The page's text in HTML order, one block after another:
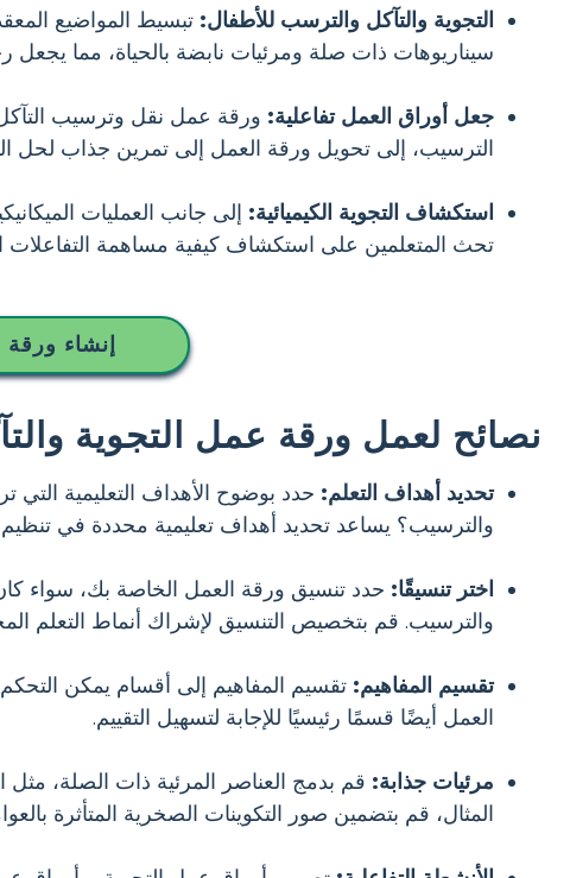
التجوية والتآكل والترسب للأطفال: تبسيط المواضيع
سيناريوهات ذات صلة ومرئيات نابضة بالحياة، مما يجعل
جعل أوراق العمل تفاعلية: ورقة عمل نقل وترسيب
الترسيب، إلى تحويل ورقة العمل إلى تمرين جذاب لحل
استكشاف التجوية الكيميائية: إلى جانب العمليات
تحث المتعلمين على استكشاف كيفية مساهمة التفاعلات
إنشاء
نصائح لعمل ورقة عمل التجوية
تحديد أهداف التعلم: حدد بوضوح الأهداف التعليمية التي
والترسيب؟ يساعد تحديد أهداف تعليمية محددة في
اختر تنسيقًا: حدد تنسيق ورقة العمل الخاصة بك، سواء كان
والترسيب. قم بتخصيص التنسيق لإشراك أنماط التعلم
تقسيم المفاهيم: تقسيم المفاهيم إلى أقسام يمكن
العمل أيضًا قسمًا رئيسيًا للإجابة لتسهيل التقييم.
مرئيات جذابة: قم بدمج العناصر المرئية ذات الصلة، مثل
المثال، قم بتضمين صور التكوينات الصخرية المتأثرة